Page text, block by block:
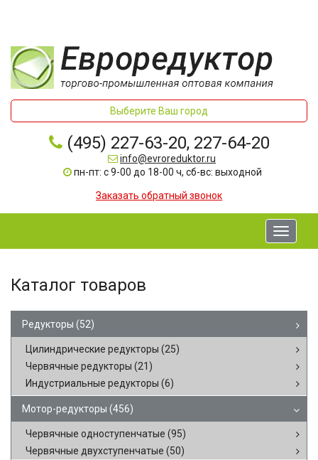
Выберите Ваш город
(495) 227-63-20, 227-64-20
info@evroreduktor.ru
пн-пт: с 9-00 до 18-00 ч, сб-вс: выходной
Заказать обратный звонок
Toggle
Каталог товаров
Редукторы (52)
Цилиндрические редукторы (25)
Червячные редукторы (21)
Индустриальные редукторы (6)
Мотор-редукторы (456)
Червячные одноступенчатые (95)
Червячные двухступенчатые (50)